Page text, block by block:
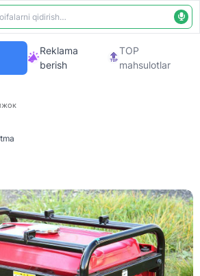
Reklama
berish
TOP
mahsulotlar